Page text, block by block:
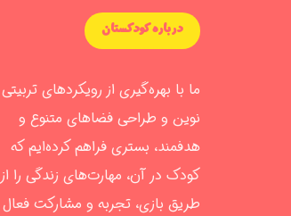
درباره کودکستان
ما با بهره‌گیری از رویکردهای تربیتی
نوین و طراحی فضاهای متنوع و
هدفمند، بستری فراهم کرده‌ایم که
کودک در آن، مهارت‌های زندگی را از
طریق بازی، تجربه و مشارکت فعال